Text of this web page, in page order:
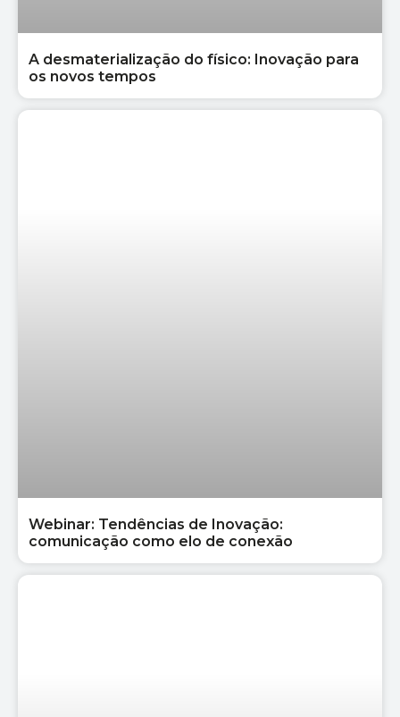
A desmaterialização do físico: Inovação para
os novos tempos
Webinar: Tendências de Inovação:
comunicação como elo de conexão